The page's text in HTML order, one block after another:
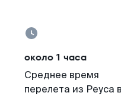
около 1 часа
Среднее время
перелета из Реуса в